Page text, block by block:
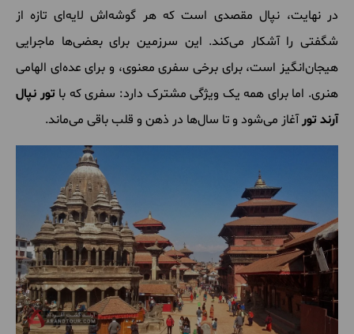
در نهایت، نپال مقصدی است که هر گوشه‌اش لایه‌ای تازه از
شگفتی را آشکار می‌کند. این سرزمین برای بعضی‌ها ماجرایی
هیجان‌انگیز است، برای برخی سفری معنوی، و برای عده‌ای الهامی
هنری. اما برای همه یک ویژگی مشترک دارد: سفری که باتور نپال
آرند تورآغاز می‌شود و تا سال‌ها در ذهن و قلب باقی می‌ماند.